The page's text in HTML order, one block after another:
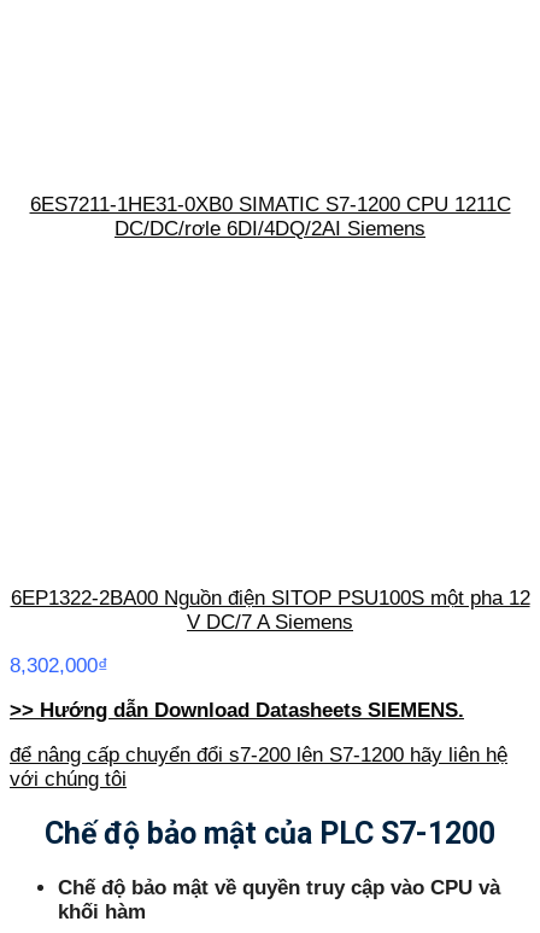
6ES7211-1HE31-0XB0 SIMATIC S7-1200 CPU 1211C
DC/DC/rơle 6DI/4DQ/2AI Siemens
6EP1322-2BA00 Nguồn điện SITOP PSU100S một pha 12
V DC/7 A Siemens
8,302,000₫
>> Hướng dẫn Download Datasheets SIEMENS.
để nâng cấp chuyển đổi s7-200 lên S7-1200 hãy liên hệ
với chúng tôi
Chế độ bảo mật của PLC S7-1200
Chế độ bảo mật về quyền truy cập vào CPU và
khối hàm